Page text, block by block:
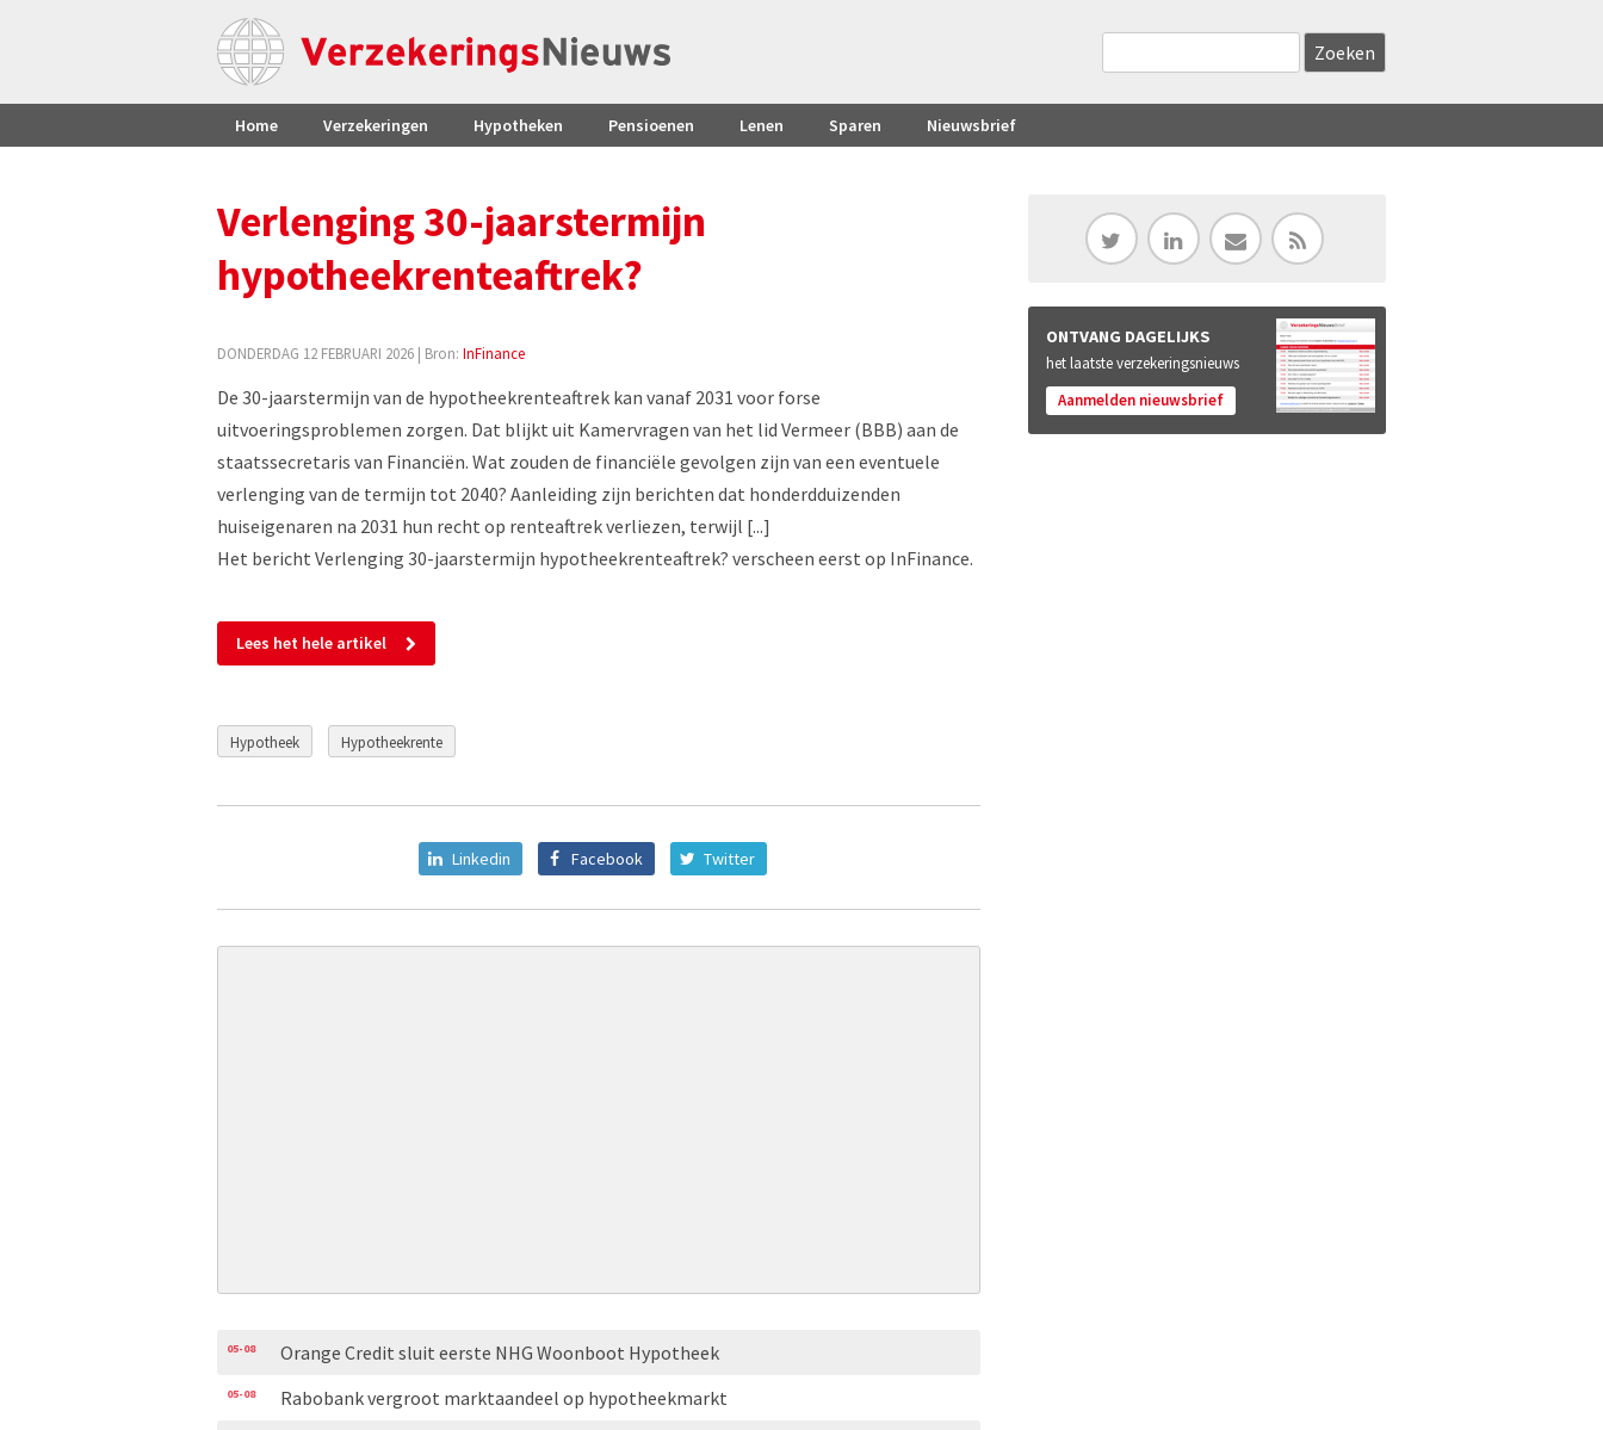
Home Verzekeringen Hypotheken Pensioenen Lenen Sparen Nieuwsbrief
Verlenging 30-jaarstermijn
hypotheekrenteaftrek?
DONDERDAG 12 FEBRUARI 2026 | Bron: InFinance
De 30-jaarstermijn van de hypotheekrenteaftrek kan vanaf 2031 voor forse
uitvoeringsproblemen zorgen. Dat blijkt uit Kamervragen van het lid Vermeer (BBB) aan de
staatssecretaris van Financiën. Wat zouden de financiële gevolgen zijn van een eventuele
verlenging van de termijn tot 2040? Aanleiding zijn berichten dat honderdduizenden
huiseigenaren na 2031 hun recht op renteaftrek verliezen, terwijl [...]
Het bericht Verlenging 30-jaarstermijn hypotheekrenteaftrek? verscheen eerst op InFinance.
Lees het hele artikel
Hypotheek Hypotheekrente
Linkedin Facebook Twitter
05-08 Orange Credit sluit eerste NHG Woonboot Hypotheek
05-08 Rabobank vergroot marktaandeel op hypotheekmarkt
ONTVANG DAGELIJKS
het laatste verzekeringsnieuws
Aanmelden nieuwsbrief